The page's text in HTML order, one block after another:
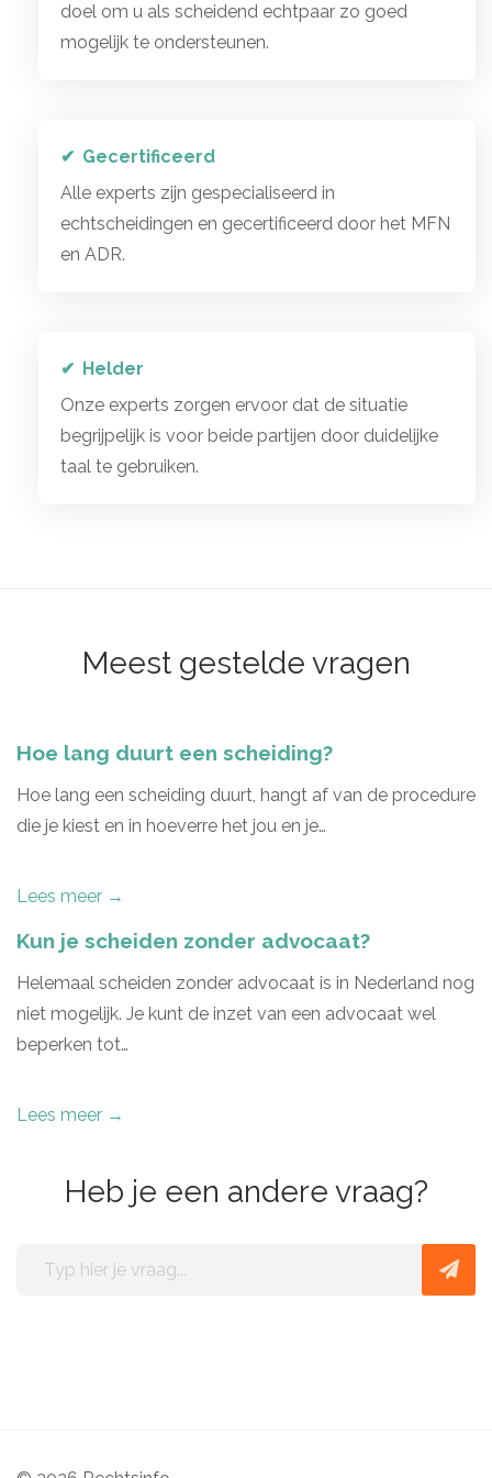
doel om u als scheidend echtpaar zo goed
mogelijk te ondersteunen.
Gecertificeerd
Alle experts zijn gespecialiseerd in
echtscheidingen en gecertificeerd door het MFN
en ADR.
Helder
Onze experts zorgen ervoor dat de situatie
begrijpelijk is voor beide partijen door duidelijke
taal te gebruiken.
Meest gestelde vragen
Hoe lang duurt een scheiding?
Hoe lang een scheiding duurt, hangt af van de procedure
die je kiest en in hoeverre het jou en je…
Lees meer →
Kun je scheiden zonder advocaat?
Helemaal scheiden zonder advocaat is in Nederland nog
niet mogelijk. Je kunt de inzet van een advocaat wel
beperken tot…
Lees meer →
Heb je een andere vraag?